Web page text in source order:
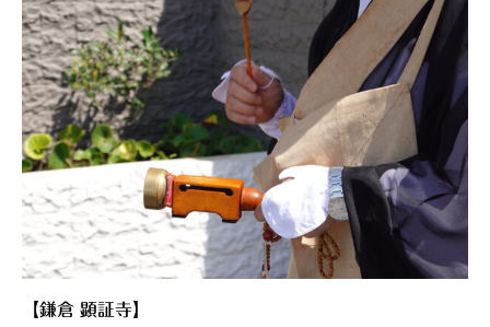
【鎌倉 顕証寺】